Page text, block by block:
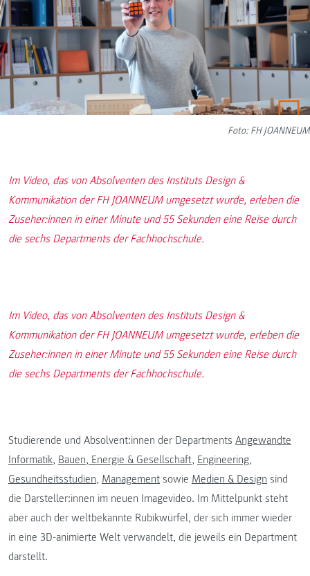
Foto: FH JOANNEUM
Im Video, das von Absolventen des Instituts Design &
Kommunikation der FH JOANNEUM umgesetzt wurde, erleben die
Zuseher:innen in einer Minute und 55 Sekunden eine Reise durch
die sechs Departments der Fachhochschule.
Im Video, das von Absolventen des Instituts Design &
Kommunikation der FH JOANNEUM umgesetzt wurde, erleben die
Zuseher:innen in einer Minute und 55 Sekunden eine Reise durch
die sechs Departments der Fachhochschule.
Studierende und Absolvent:innen der Departments Angewandte
Informatik, Bauen, Energie & Gesellschaft, Engineering,
Gesundheitsstudien, Management sowie Medien & Design sind
die Darsteller:innen im neuen Imagevideo. Im Mittelpunkt steht
aber auch der weltbekannte Rubikwürfel, der sich immer wieder
in eine 3D-animierte Welt verwandelt, die jeweils ein Department
darstellt.